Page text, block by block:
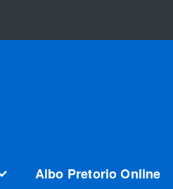
Albo Pretorio Online